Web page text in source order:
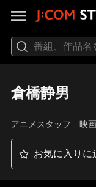
倉橋静男
アニメスタッフ 映
お気に入りに